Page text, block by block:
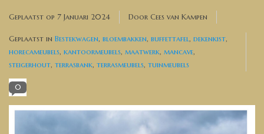
Hoekbanken
Plantenbakken
Opbergkisten
Zuilen & Pilaren
Geplaatst op 7 Januari 2024 Door Cees van Kampen
Geplaatst in Bestekwagen, bloembakken, buffettafel, dekenkist,
horecameubels, kantoormeubels, maatwerk, mancave,
steigerhout, terrasbank, terrasmeubels, tuinmeubels
0